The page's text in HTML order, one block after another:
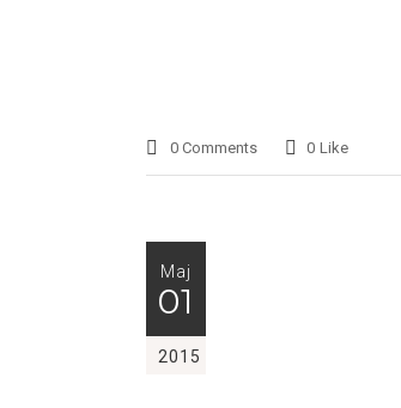
0 Comments 0 Like
Мај
01
2015